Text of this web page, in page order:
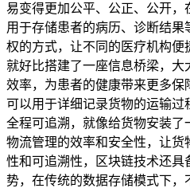
易变得更加公平、公正、公开
用于存储患者的病历、诊断结
权的方式，让不同的医疗机构
就好比搭建了一座信息桥梁，大
效率，为患者的健康带来更多
可以用于详细记录货物的运输
全程可追溯，就像给货物安装了
物流管理的效率和安全性，让
性和可追溯性，区块链技术还
势，在传统的数据存储模式下